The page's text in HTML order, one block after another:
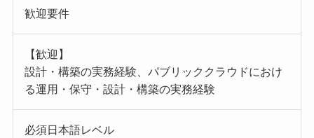
歓迎要件
【歓迎】
設計・構築の実務経験、パブリッククラウドにおけ
る運用・保守・設計・構築の実務経験
必須日本語レベル